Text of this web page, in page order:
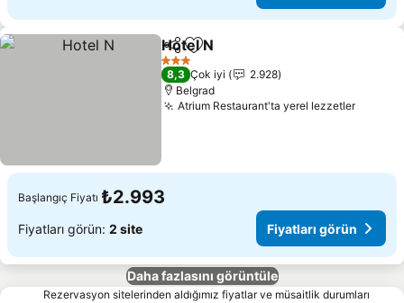
PaylaşFavorilerime ekle
Hotel N
3 Yıldız
8,3 Çok iyi
2.928
Belgrad
Atrium Restaurant'ta yerel lezzetler
Başlangıç Fiyatı ₺2.993
Fiyatları görün: 2 site Fiyatları görün
Daha fazlasını görüntüle
Rezervasyon sitelerinden aldığımız fiyatlar ve müsaitlik durumları